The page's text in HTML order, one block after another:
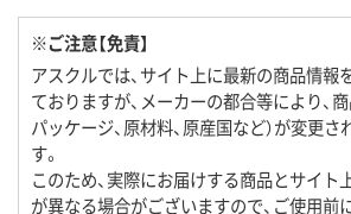
※ご注意【免責】
アスクルでは、サイト上に最新の商品情報
ておりますが、メーカーの都合等により、商
パッケージ、原材料、原産国など）が変更
す。
このため、実際にお届けする商品とサイト
が異なる場合がございますので、ご使用前